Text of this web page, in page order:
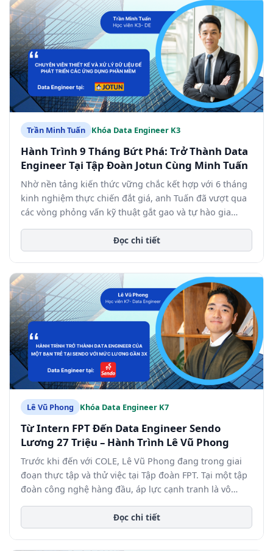
Trần Minh Tuấn Khóa Data Engineer K3
Hành Trình 9 Tháng Bứt Phá: Trở Thành Data
Engineer Tại Tập Đoàn Jotun Cùng Minh Tuấn
Nhờ nền tảng kiến thức vững chắc kết hợp với 6 tháng
kinh nghiệm thực chiến đắt giá, anh Tuấn đã vượt qua
các vòng phỏng vấn kỹ thuật gắt gao và tự hào gia
nhập Tập đoàn đa quốc gia Jotun.
Đọc chi tiết
Lê Vũ Phong Khóa Data Engineer K7
Từ Intern FPT Đến Data Engineer Sendo
Lương 27 Triệu – Hành Trình Lê Vũ Phong
Trước khi đến với COLE, Lê Vũ Phong đang trong giai
đoạn thực tập và thử việc tại Tập đoàn FPT. Tại một tập
đoàn công nghệ hàng đầu, áp lực cạnh tranh là vô
cùng lớn.
Đọc chi tiết